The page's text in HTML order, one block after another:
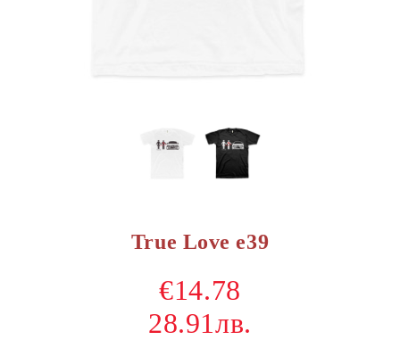
True Love e39
€14.78
28.91лв.